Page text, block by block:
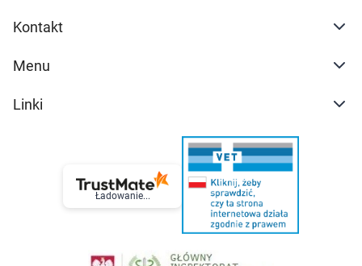
Kontakt
Menu
Linki
Ładowanie...